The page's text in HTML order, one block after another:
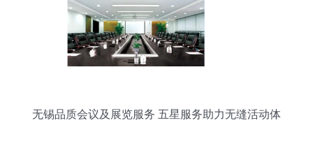
无锡品质会议及展览服务 五星服务助力无缝活动体